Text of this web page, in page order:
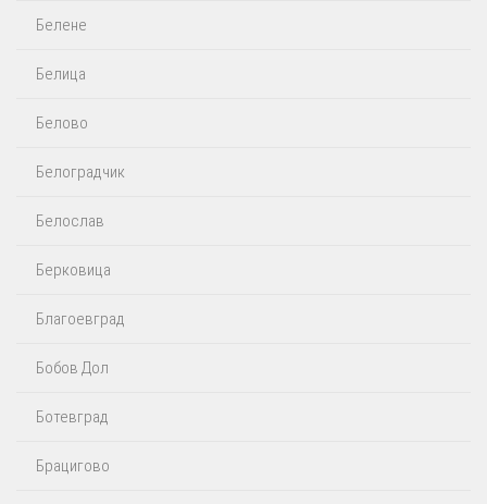
Белене
Белица
Белово
Белоградчик
Белослав
Берковица
Благоевград
Бобов Дол
Ботевград
Брацигово